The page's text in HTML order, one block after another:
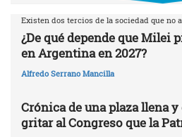
Existen dos tercios de la sociedad que no
¿De qué depende que Milei
en Argentina en 2027?
Alfredo Serrano Mancilla
Crónica de una plaza llena
gritar al Congreso que la